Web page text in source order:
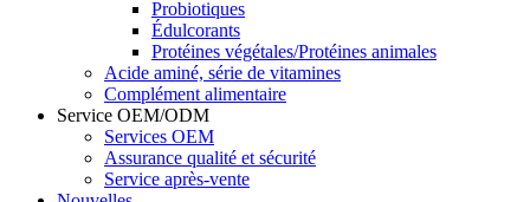
Probiotiques
Édulcorants
Protéines végétales/Protéines animales
Acide aminé, série de vitamines
Complément alimentaire
Service OEM/ODM
Services OEM
Assurance qualité et sécurité
Service après-vente